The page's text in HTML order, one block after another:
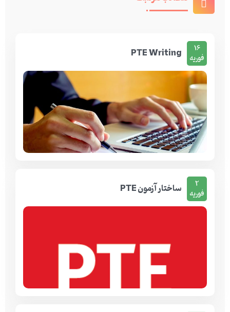
16
فوریه PTE Writing
2
فوریه ساختار آزمون PTE